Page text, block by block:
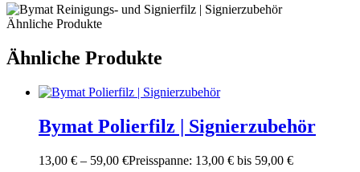
Ähnliche Produkte
Ähnliche Produkte
Bymat Polierfilz | Signierzubehör
13,00 € – 59,00 €Preisspanne: 13,00 € bis 59,00 €